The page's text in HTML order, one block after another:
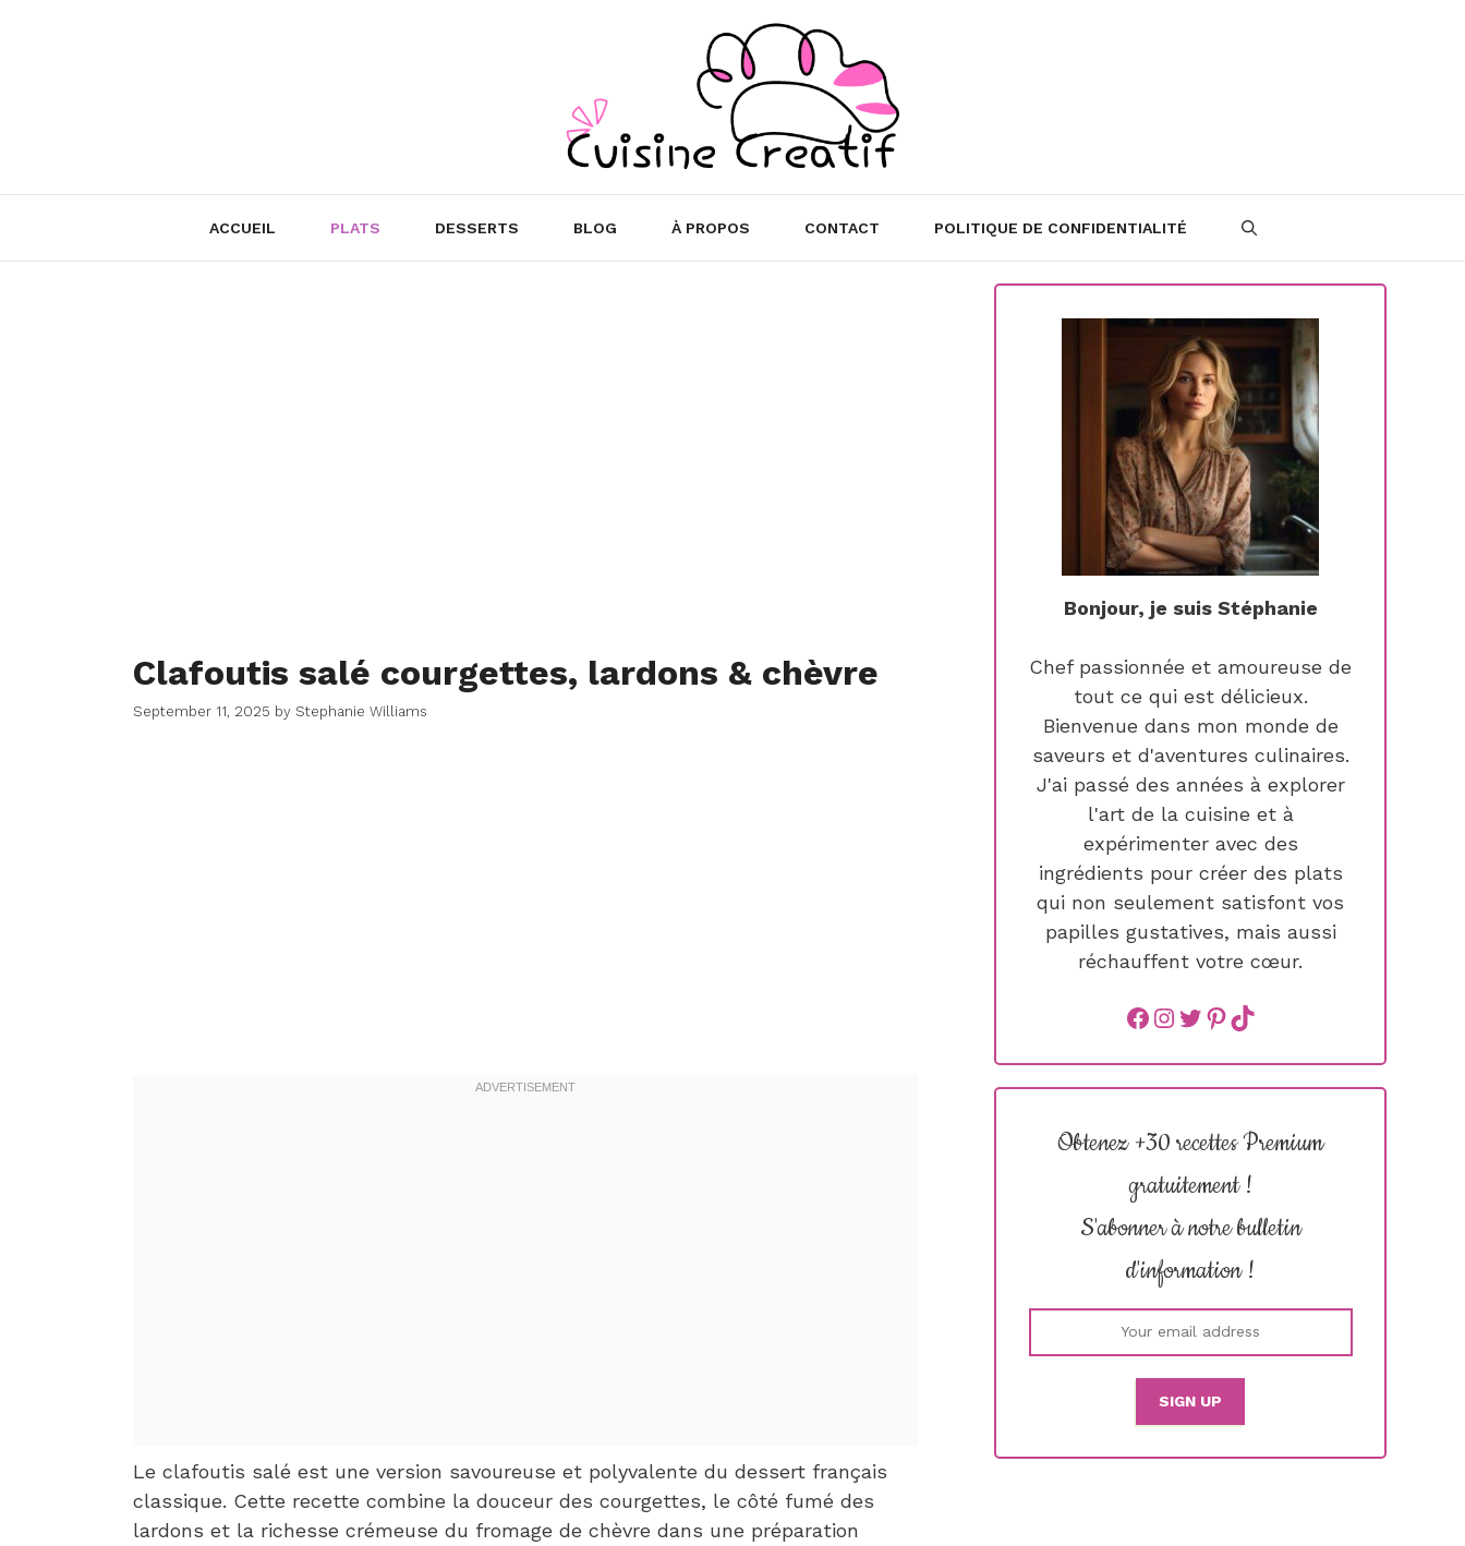
ACCUEIL PLATS DESSERTS BLOG À PROPOS CONTACT POLITIQUE DE CONFIDENTIALITÉ
Clafoutis salé courgettes, lardons & chèvre
September 11, 2025 by Stephanie Williams
Le clafoutis salé est une version savoureuse et polyvalente du dessert français
classique. Cette recette combine la douceur des courgettes, le côté fumé des
lardons et la richesse crémeuse du fromage de chèvre dans une préparation
Bonjour, je suis Stéphanie
Chef passionnée et amoureuse de
tout ce qui est délicieux.
Bienvenue dans mon monde de
saveurs et d'aventures culinaires.
J'ai passé des années à explorer
l'art de la cuisine et à
expérimenter avec des
ingrédients pour créer des plats
qui non seulement satisfont vos
papilles gustatives, mais aussi
réchauffent votre cœur.
Facebook
instagram
Twitter
Pinterest
TikTok
Obtenez +30 recettes Premium
gratuitement !
S'abonner à notre bulletin
d'information !